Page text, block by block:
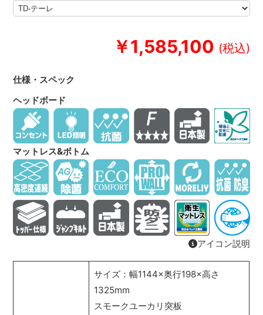
￥1,585,100
仕様・スペック
ヘッドボード
マットレス&ボトム
アイコン説明
サイズ：幅1144×奥行198×高さ
1325mm
スモークユーカリ突板